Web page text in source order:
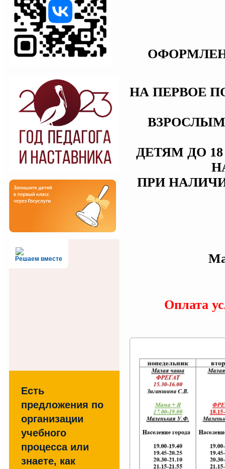
Решаем вместе
Есть
предложения по
организации
учебного
процесса или
знаете, как
НА ПЕРВОЕ
ДЕТЯМ ДО
ПРИ
Оплата